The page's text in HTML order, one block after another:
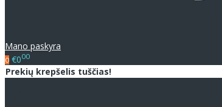
Mano paskyra
0 €000
Prekių krepšelis tuščias!